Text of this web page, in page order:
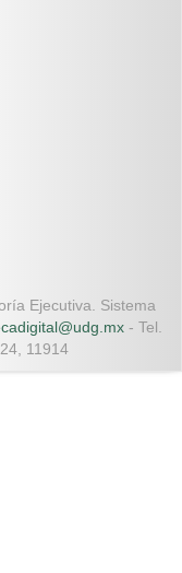
Ejecutiva. Sistema
- Tel.
11914